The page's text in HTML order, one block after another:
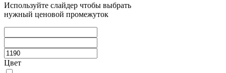
Используйте слайдер чтобы выбрать
нужный ценовой промежуток
Цвет